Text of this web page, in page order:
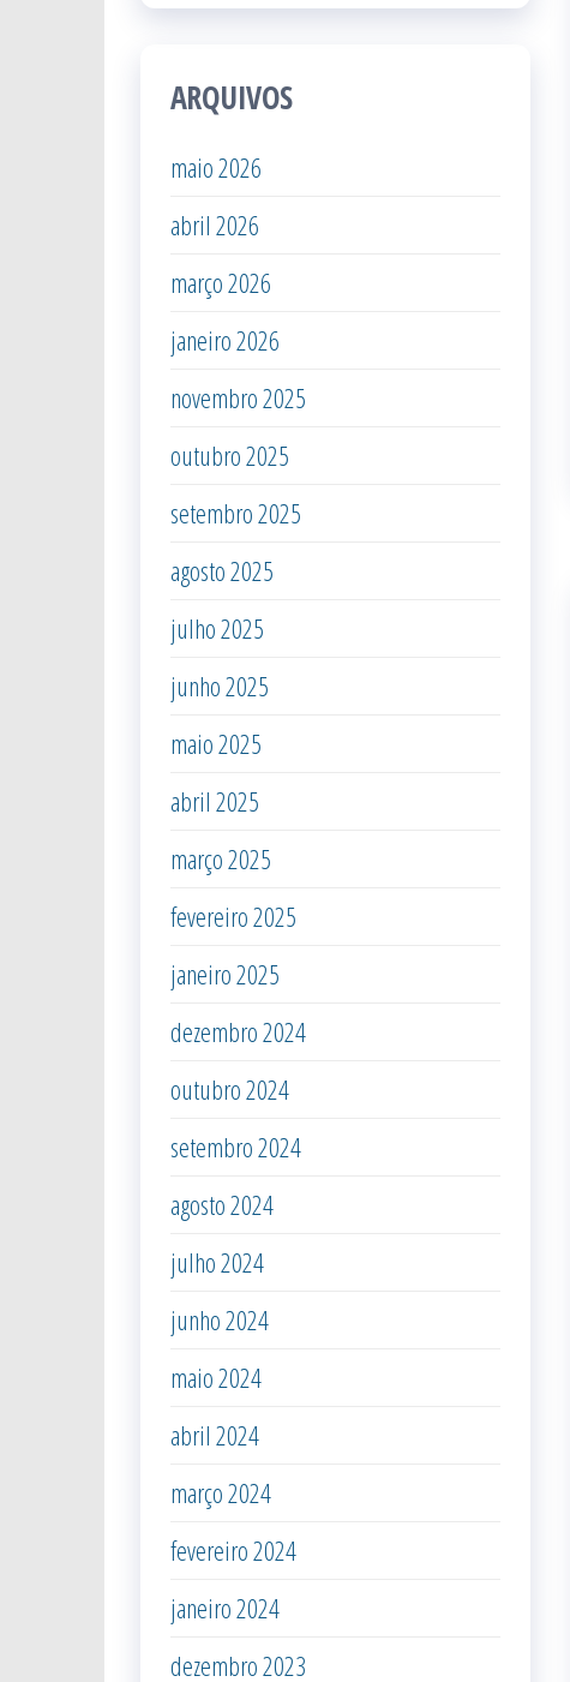
ARQUIVOS
maio 2026
abril 2026
março 2026
janeiro 2026
novembro 2025
outubro 2025
setembro 2025
agosto 2025
julho 2025
junho 2025
maio 2025
abril 2025
março 2025
fevereiro 2025
janeiro 2025
dezembro 2024
outubro 2024
setembro 2024
agosto 2024
julho 2024
junho 2024
maio 2024
abril 2024
março 2024
fevereiro 2024
janeiro 2024
dezembro 2023